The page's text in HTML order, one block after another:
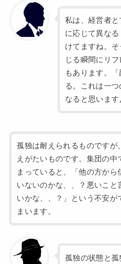
私は、経営者
に応じて異な
けてますね。
じる瞬間にリ
もあります。
る。これは一
なると思います
孤独は耐えられるものですが
えがたいものです。集団の中
まっていると、「他の方から
いないのかな、、？悪いこと
いかな、、？」という不安が
まいます。
孤独の状態と